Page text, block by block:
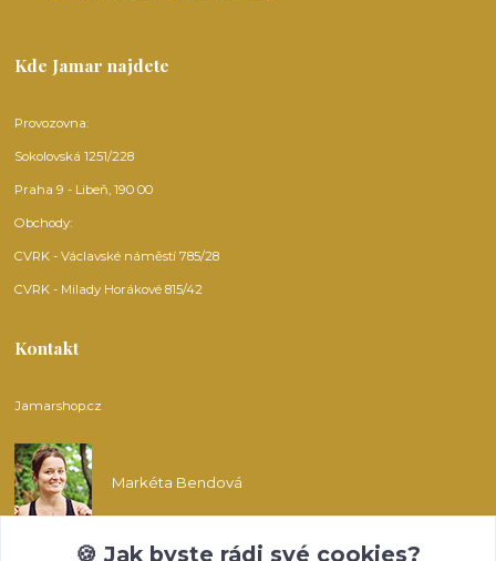
Kde Jamar najdete
Provozovna:
Sokolovská 1251/228
Praha 9 - Libeň, 190 00
Obchody:
CVRK - Václavské náměstí 785/28
CVRK - Milady Horákové 815/42
Kontakt
Jamarshop.cz
Markéta Bendová
🍪 Jak byste rádi své cookies?